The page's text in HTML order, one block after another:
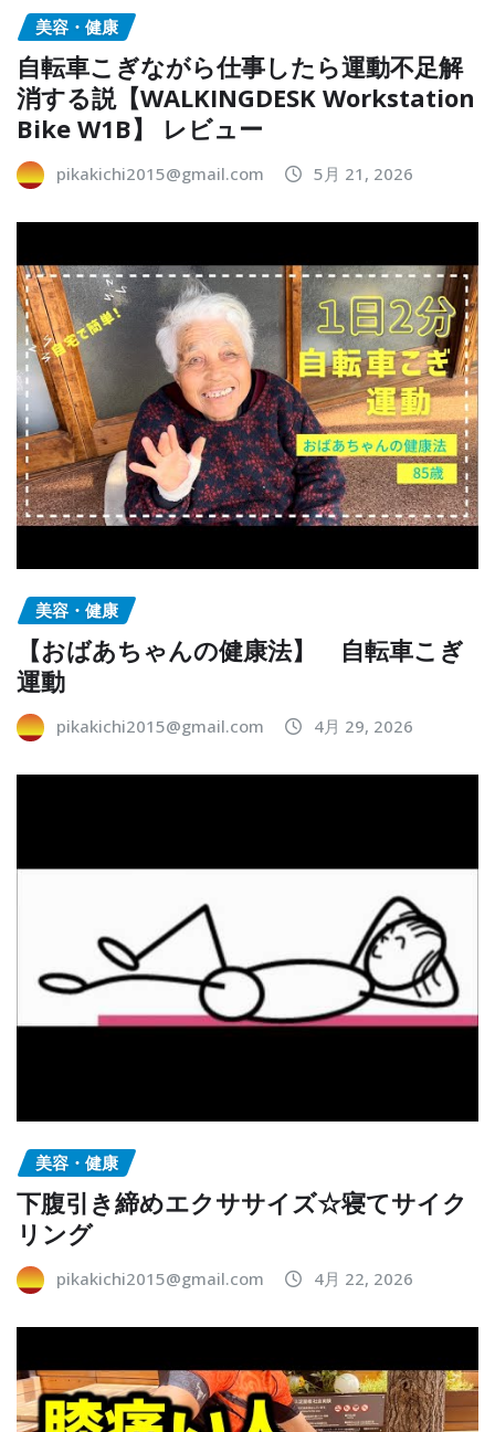
美容・健康
自転車こぎながら仕事したら運動不足解
消する説【WALKINGDESK Workstation
Bike W1B】 レビュー
pikakichi2015@gmail.com 5月 21, 2026
美容・健康
【おばあちゃんの健康法】 自転車こぎ
運動
pikakichi2015@gmail.com 4月 29, 2026
美容・健康
下腹引き締めエクササイズ☆寝てサイク
リング
pikakichi2015@gmail.com 4月 22, 2026